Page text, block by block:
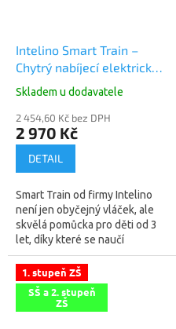
Intelino Smart Train –
Chytrý nabíjecí elektrický
vláček s dráhou (náhrada
Skladem u dodavatele
2 454,60 Kč bez DPH
2 970 Kč
DETAIL
Smart Train od firmy Intelino
není jen obyčejný vláček, ale
skvělá pomůcka pro děti od 3
let, díky které se naučí
základům programování. Stačí
do kolejnic umístit barevné
dílky...
1. stupeň ZŠ
SŠ a 2. stupeň
ZŠ